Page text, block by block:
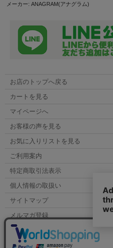
メーカー: ANAGRAM(アナグラム)
お店のトップへ戻る
カートを見る
マイページへ
お客様の声を見る
お気に入りリストを見る
ご利用案内
特定商取引法表示
個人情報の取扱い
サイトマップ
メルマガ登録
お問い合わせ